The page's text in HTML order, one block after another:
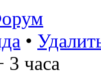
•
3 часа